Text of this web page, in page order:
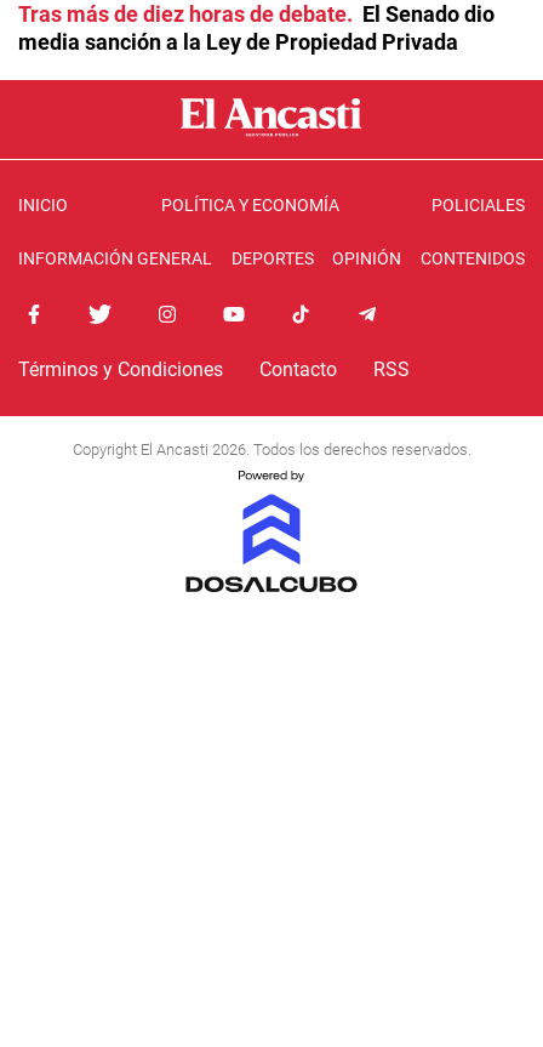
Tras más de diez horas de debate
El Senado dio
media sanción a la Ley de Propiedad Privada
INICIO POLÍTICA Y ECONOMÍA POLICIALES
INFORMACIÓN GENERAL DEPORTES OPINIÓN CONTENIDOS
Términos y Condiciones Contacto RSS
Copyright El Ancasti 2026. Todos los derechos reservados.